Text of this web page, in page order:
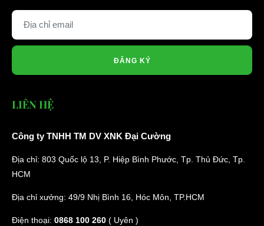
ĐĂNG KÝ
LIÊN HỆ
Công ty TNHH TM DV XNK Đại Cường
Địa chỉ: 803 Quốc lộ 13, P. Hiệp Bình Phước, Tp. Thủ Đức, Tp.
HCM
Địa chỉ xưởng: 49/9 Nhị Bình 16, Hóc Môn, TP.HCM
Điện thoại: 0868 100 260 ( Uyên )